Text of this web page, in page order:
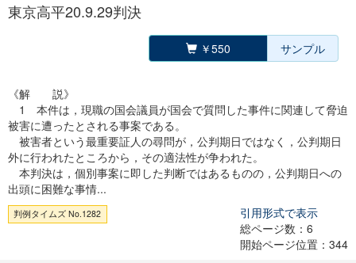
東京高平20.9.29判決
￥550 サンプル
《解 説》
1 本件は，現職の国会議員が国会で質問した事件に関連して脅迫
被害に遭ったとされる事案である。
被害者という最重要証人の尋問が，公判期日ではなく，公判期日
外に行われたところから，その適法性が争われた。
本判決は，個別事案に即した判断ではあるものの，公判期日への
出頭に困難な事情...
判例タイムズ No.1282
引用形式で表示
総ページ数：6
開始ページ位置：344